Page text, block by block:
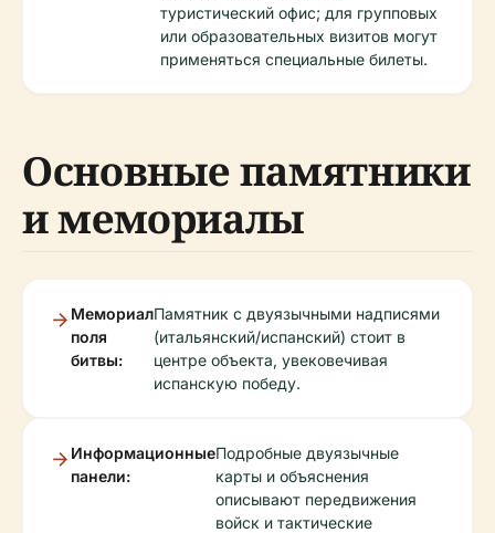
туристический офис; для групповых
или образовательных визитов могут
применяться специальные билеты.
Основные памятники
и мемориалы
Мемориал
поля
битвы:
Памятник с двуязычными надписями
(итальянский/испанский) стоит в
центре объекта, увековечивая
испанскую победу.
Информационные
панели:
Подробные двуязычные
карты и объяснения
описывают передвижения
войск и тактические